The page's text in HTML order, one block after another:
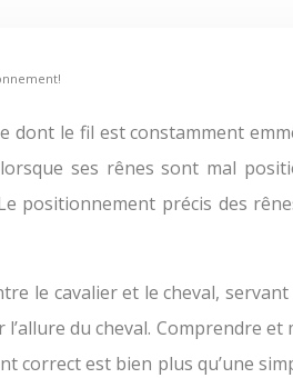
ses rênes sont mal
positionnement précis des
le cavalier et le cheval,
du cheval. Comprendre
est bien plus qu’une